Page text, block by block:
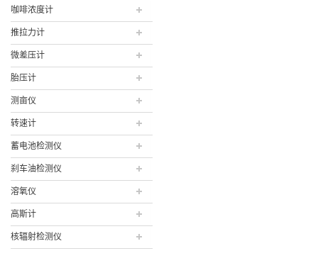
咖啡浓度计
推拉力计
微差压计
胎压计
测亩仪
转速计
蓄电池检测仪
刹车油检测仪
溶氧仪
高斯计
核辐射检测仪